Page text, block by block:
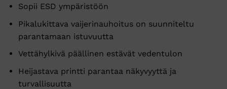
Sopii ESD ympäristöön
Pikalukittava vaijerinauhoitus on suunniteltu
parantamaan istuvuutta
Vettähylkivä päällinen estävät vedentulon
Heijastava printti parantaa näkyvyyttä ja
turvallisuutta